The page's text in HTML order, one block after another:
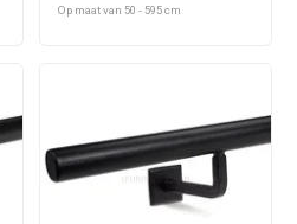
Op maat van 50 - 595 cm